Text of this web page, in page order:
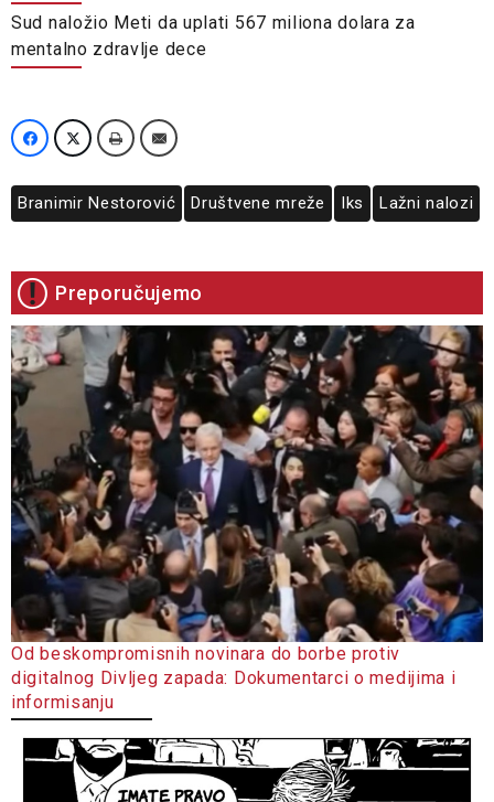
Sud naložio Meti da uplati 567 miliona dolara za
mentalno zdravlje dece
Branimir Nestorović Društvene mreže Iks Lažni nalozi
Preporučujemo
Od beskompromisnih novinara do borbe protiv
digitalnog Divljeg zapada: Dokumentarci o medijima i
informisanju